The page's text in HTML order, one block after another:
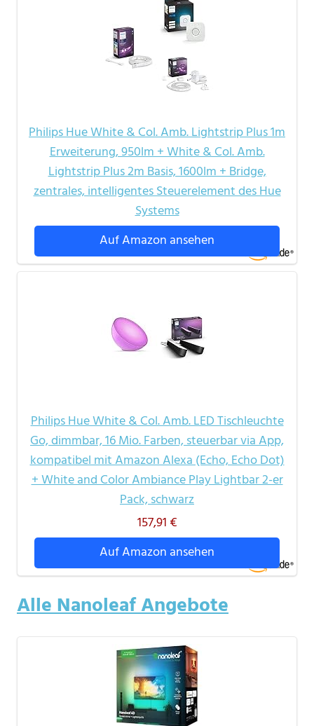
Philips Hue White & Col. Amb. Lightstrip Plus 1m
Erweiterung, 950lm + White & Col. Amb.
Lightstrip Plus 2m Basis, 1600lm + Bridge,
zentrales, intelligentes Steuerelement des Hue
Systems
Auf Amazon ansehen
Philips Hue White & Col. Amb. LED Tischleuchte
Go, dimmbar, 16 Mio. Farben, steuerbar via App,
kompatibel mit Amazon Alexa (Echo, Echo Dot)
+ White and Color Ambiance Play Lightbar 2-er
Pack, schwarz
157,91 €
Auf Amazon ansehen
Alle Nanoleaf Angebote